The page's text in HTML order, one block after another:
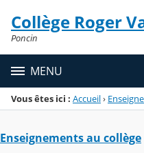
Menu de la rubrique
Contenu
Collège Roger
Poncin
MENU
Vous êtes ici : Accueil›
Enseignements au collège